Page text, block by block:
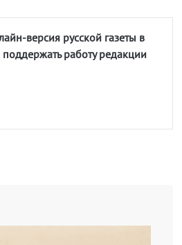
версия русской газеты в
работу редакции